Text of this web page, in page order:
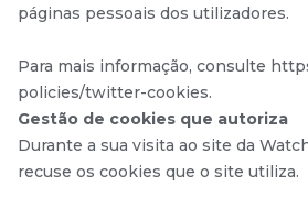
páginas pessoais dos utilizadores.
Para mais informação, consulte
policies/twitter-cookies.
Gestão de cookies que autoriza
Durante a sua visita ao site da
recuse os cookies que o site utiliza.